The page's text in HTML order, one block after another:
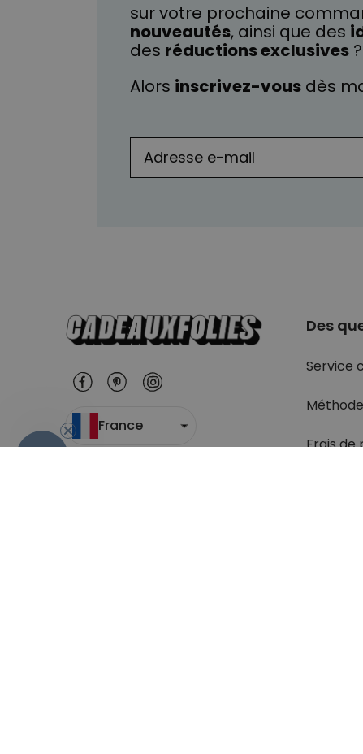
sur votre prochaine
nouveautés, ainsi que des
des réductions exclusives ?
Alors inscrivez-vous dès
France
Des
Service
Frais de